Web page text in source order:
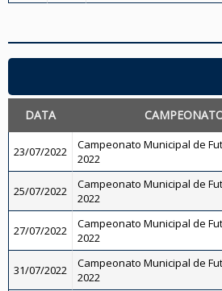
DATA
23/07/2022
Campeonato Municipal de
2022
25/07/2022
Campeonato Municipal de
2022
27/07/2022
Campeonato Municipal de
2022
31/07/2022
Campeonato Municipal de
2022